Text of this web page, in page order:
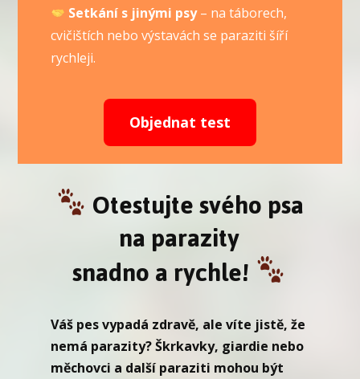
Setkání s jinými psy– na táborech,
cvičištích nebo výstavách se paraziti šíří
rychleji.
Objednat test
Otestujte svého psa
na parazity
snadno a rychle!
Váš pes vypadá zdravě, ale víte jistě, že
nemá parazity? Škrkavky, giardie nebo
měchovci a další paraziti mohou být